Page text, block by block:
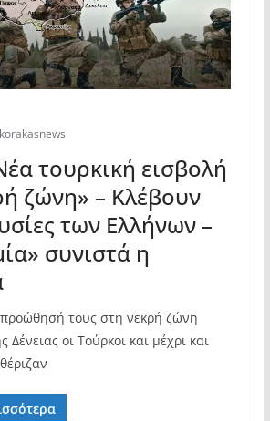
korakasnews
τουρκική εισβολή
ζώνη» – Κλέβουν
των Ελλήνων –
συνιστά η
τους στη νεκρή ζώνη
Δένειας οι Τούρκοι και μέχρι και